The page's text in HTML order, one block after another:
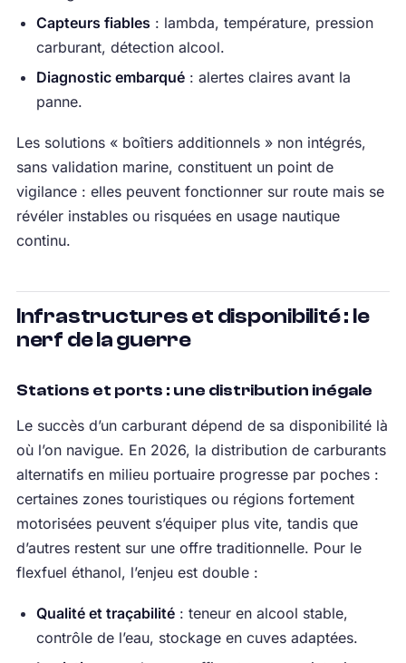
Capteurs fiables : lambda, température, pression
carburant, détection alcool.
Diagnostic embarqué: alertes claires avant la
panne.
Les solutions « boîtiers additionnels » non intégrés,
sans validation marine, constituent un point de
vigilance : elles peuvent fonctionner sur route mais se
révéler instables ou risquées en usage nautique
continu.
Infrastructures et disponibilité : le
nerf de la guerre
Stations et ports : une distribution inégale
Le succès d’un carburant dépend de sa disponibilité là
où l’on navigue. En 2026, la distribution de carburants
alternatifs en milieu portuaire progresse par poches :
certaines zones touristiques ou régions fortement
motorisées peuvent s’équiper plus vite, tandis que
d’autres restent sur une offre traditionnelle. Pour le
flexfuel éthanol, l’enjeu est double :
Qualité et traçabilité: teneur en alcool stable,
contrôle de l’eau, stockage en cuves adaptées.